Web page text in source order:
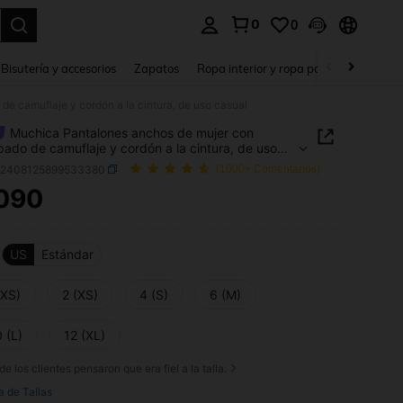
0 0
Bisutería y accesorios Zapatos Ropa interior y ropa para dormir
Muchica Pantalones anchos de mujer con
de camuflaje y cordón a la cintura, de uso
(1000+ Comentarios)
AND AVAILABILITY
US Estándar
2 (XS) 4 (S) 6 (M)
(L) 12 (XL)
de los clientes pensaron que era fiel a la talla.
de Tallas